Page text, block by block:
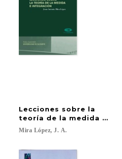
Lecciones sobre la
teoría de la medida e
Mira López, J. A.